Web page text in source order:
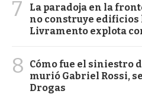
7
La paradoja en la
no construye edificios
Livramento explota
8
Cómo fue el siniestro
murió Gabriel Rossi,
Drogas